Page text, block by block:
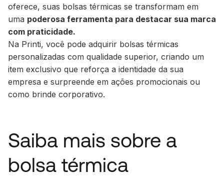
oferece, suas bolsas térmicas se transformam em
uma poderosa ferramenta para destacar sua marca
com praticidade.
Na Printi, você pode adquirir bolsas térmicas
personalizadas com qualidade superior, criando um
item exclusivo que reforça a identidade da sua
empresa e surpreende em ações promocionais ou
como brinde corporativo.
Saiba mais sobre a
bolsa térmica